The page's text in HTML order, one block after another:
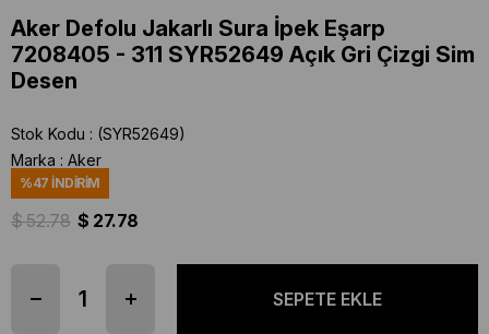
Aker Defolu Jakarlı Sura İpek Eşarp
7208405 - 311 SYR52649 Açık Gri Çizgi Sim
Desen
Stok Kodu
(SYR52649)
Marka : Aker
%47 İNDIRIM
$ 52.78 $ 27.78